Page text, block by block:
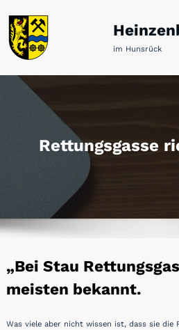
Inhalt
springen
im Hunsrück
Rettungsgasse
„Bei Stau
meisten bekannt.
Was viele aber nicht wissen ist, dass sie die